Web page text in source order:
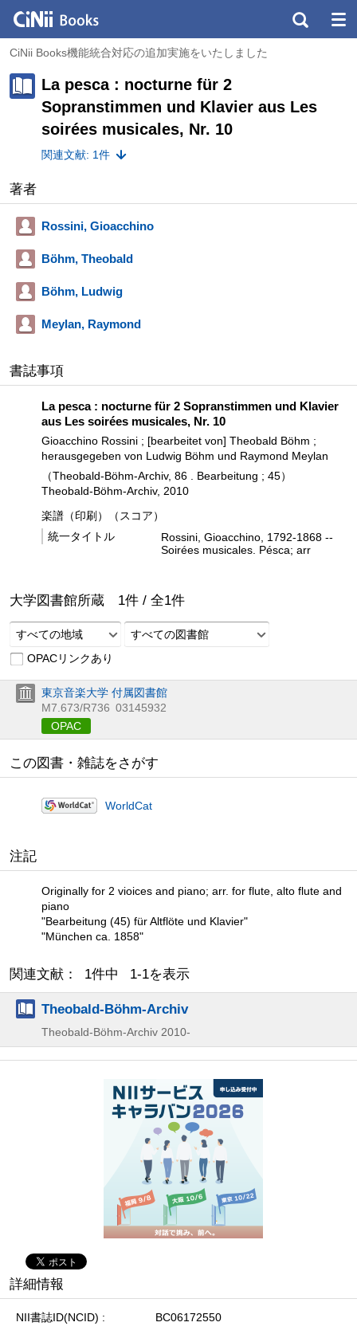
CiNii Books機能統合対応の追加実施をいたしました
La pesca : nocturne für 2
Sopranstimmen und Klavier aus Les
soirées musicales, Nr. 10
関連文献: 1件
著者
Rossini, Gioacchino
Böhm, Theobald
Böhm, Ludwig
Meylan, Raymond
書誌事項
La pesca : nocturne für 2 Sopranstimmen und Klavier
aus Les soirées musicales, Nr. 10
Gioacchino Rossini ; [bearbeitet von] Theobald Böhm ;
herausgegeben von Ludwig Böhm und Raymond Meylan
（Theobald-Böhm-Archiv, 86 . Bearbeitung ; 45）
Theobald-Böhm-Archiv, 2010
楽譜（印刷）（スコア）
統一タイトル
Rossini, Gioacchino, 1792-1868 --
Soirées musicales. Pésca; arr
大学図書館所蔵 1件 / 全1件
すべての地域
すべての図書館
OPACリンクあり
東京音楽大学 付属図書館
M7.673/R736 03145932
OPAC
この図書・雑誌をさがす
WorldCat
注記
Originally for 2 vioices and piano; arr. for flute, alto flute and
piano
"Bearbeitung (45) für Altflöte und Klavier"
"München ca. 1858"
関連文献： 1件中 1-1を表示
Theobald-Böhm-Archiv
Theobald-Böhm-Archiv 2010-
詳細情報
NII書誌ID(NCID)
BC06172550